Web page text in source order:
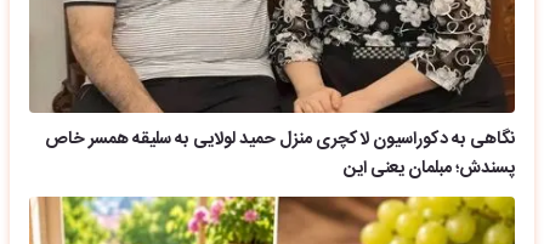
نگاهی به دکوراسیون لاکچری منزل حمید لولایی به سلیقه همسر خاص
پسندش؛ مبلمان یعنی این